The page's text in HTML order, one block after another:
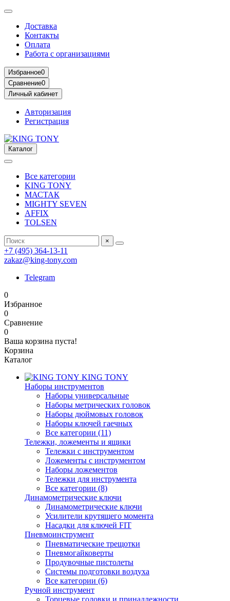
Доставка
Контакты
Оплата
Работа с организациями
Избранное0
Сравнение0
Личный кабинет
Авторизация
Регистрация
Каталог
Все категории
KING TONY
МАСТАК
MIGHTY SEVEN
AFFIX
TOLSEN
×
+7 (495) 364-13-11
zakaz@king-tony.com
Telegram
0
Избранное
0
Сравнение
0
Ваша корзина пуста!
Корзина
Каталог
KING TONY
Наборы инструментов
Наборы универсальные
Наборы метрических головок
Наборы дюймовых головок
Наборы ключей гаечных
Все категории (11)
Тележки, ложементы и ящики
Тележки с инструментом
Ложементы с инструментом
Наборы ложементов
Тележки для инструмента
Все категории (8)
Динамометрические ключи
Динамометрические ключи
Усилители крутящего момента
Насадки для ключей FIT
Пневмоинструмент
Пневматические трещотки
Пневмогайковерты
Продувочные пистолеты
Системы подготовки воздуха
Все категории (6)
Ручной инструмент
Торцевые головки и принадлежности